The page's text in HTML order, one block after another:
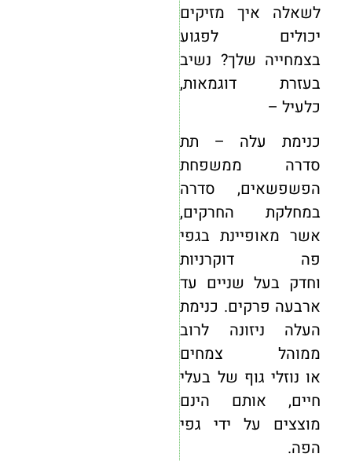
לשאלה איך מזיקים
יכולים לפגוע
בצמחייה שלך? נשיב
בעזרת דוגמאות,
כלעיל –
כנימת עלה – תת
סדרה ממשפחת
הפשפשאים, סדרה
במחלקת החרקים,
אשר מאופיינת בגפי
פה דוקרניות
וחדק בעל שניים עד
ארבעה פרקים. כנימת
העלה ניזונה לרוב
ממוהל צמחים
או נוזלי גוף של בעלי
חיים, אותם הינם
מוצצים על ידי גפי
הפה.